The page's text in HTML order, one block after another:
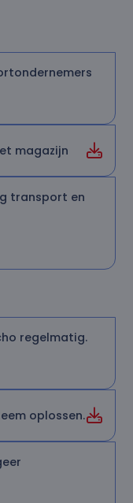
magazijn
transport en
regelmatig.
oplossen.